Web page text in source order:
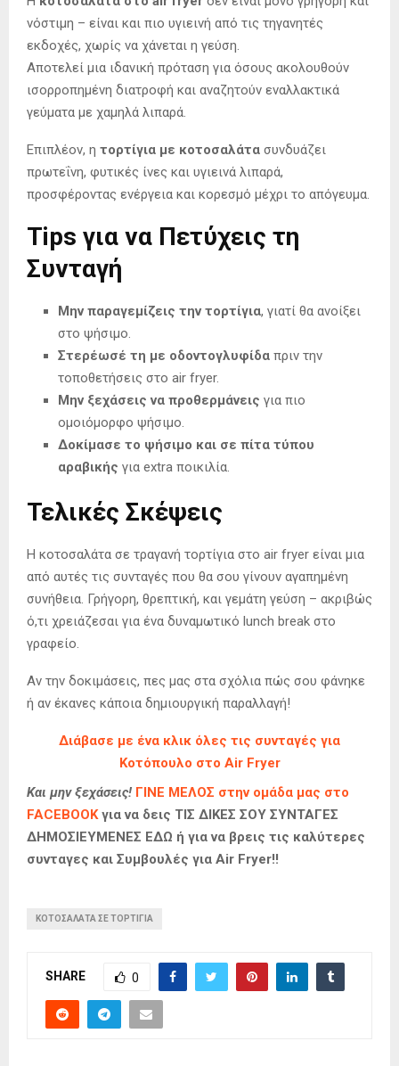
νόστιμη – είναι και πιο υγιεινή από τις τηγανητές
εκδοχές, χωρίς να χάνεται η γεύση.
Αποτελεί μια ιδανική πρόταση για όσους ακολουθούν
ισορροπημένη διατροφή και αναζητούν εναλλακτικά
γεύματα με χαμηλά λιπαρά.
Επιπλέον, η τορτίγια με κοτοσαλάτα συνδυάζει
πρωτεΐνη, φυτικές ίνες και υγιεινά λιπαρά,
προσφέροντας ενέργεια και κορεσμό μέχρι το απόγευμα.
Tips για να Πετύχεις τη
Συνταγή
Μην παραγεμίζεις την τορτίγια, γιατί θα ανοίξει
στο ψήσιμο.
Στερέωσέ τη με οδοντογλυφίδα πριν την
τοποθετήσεις στο air fryer.
Μην ξεχάσεις να προθερμάνεις για πιο
ομοιόμορφο ψήσιμο.
Δοκίμασε το ψήσιμο και σε πίτα τύπου
αραβικής για extra ποικιλία.
Τελικές Σκέψεις
Η κοτοσαλάτα σε τραγανή τορτίγια στο air fryer είναι μια
από αυτές τις συνταγές που θα σου γίνουν αγαπημένη
συνήθεια. Γρήγορη, θρεπτική, και γεμάτη γεύση – ακριβώς
ό,τι χρειάζεσαι για ένα δυναμωτικό lunch break στο
γραφείο.
Αν την δοκιμάσεις, πες μας στα σχόλια πώς σου φάνηκε
ή αν έκανες κάποια δημιουργική παραλλαγή!
Διάβασε με ένα κλικ όλες τις συνταγές για
Κοτόπουλο στο Air Fryer
Και μην ξεχάσεις! ΓΙΝΕ ΜΕΛΟΣ στην ομάδα μας στο
FACEBOOKγια να δεις ΤΙΣ ΔΙΚΕΣ ΣΟΥ ΣΥΝΤΑΓΕΣ
ΔΗΜΟΣΙΕΥΜΕΝΕΣ ΕΔΩ ή για να βρεις τις καλύτερες
συνταγες και Συμβουλές για Air Fryer!!
ΚΟΤΟΣΑΛΑΤΑ ΣΕ ΤΟΡΤΙΓΙΑ
SHARE 0